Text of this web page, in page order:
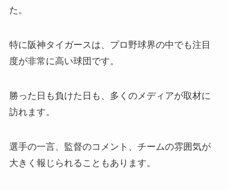
た。
特に阪神タイガースは、プロ野球界の中でも注目
度が非常に高い球団です。
勝った日も負けた日も、多くのメディアが取材に
訪れます。
選手の一言、監督のコメント、チームの雰囲気が
大きく報じられることもあります。